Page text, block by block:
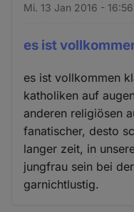
Mi. 13 Jan 2016 - 16:56
es ist
es ist vollkommen
katholiken auf
anderen religiösen
fanatischer, desto
langer zeit, in
jungfrau sein bei
garnichtlustig.